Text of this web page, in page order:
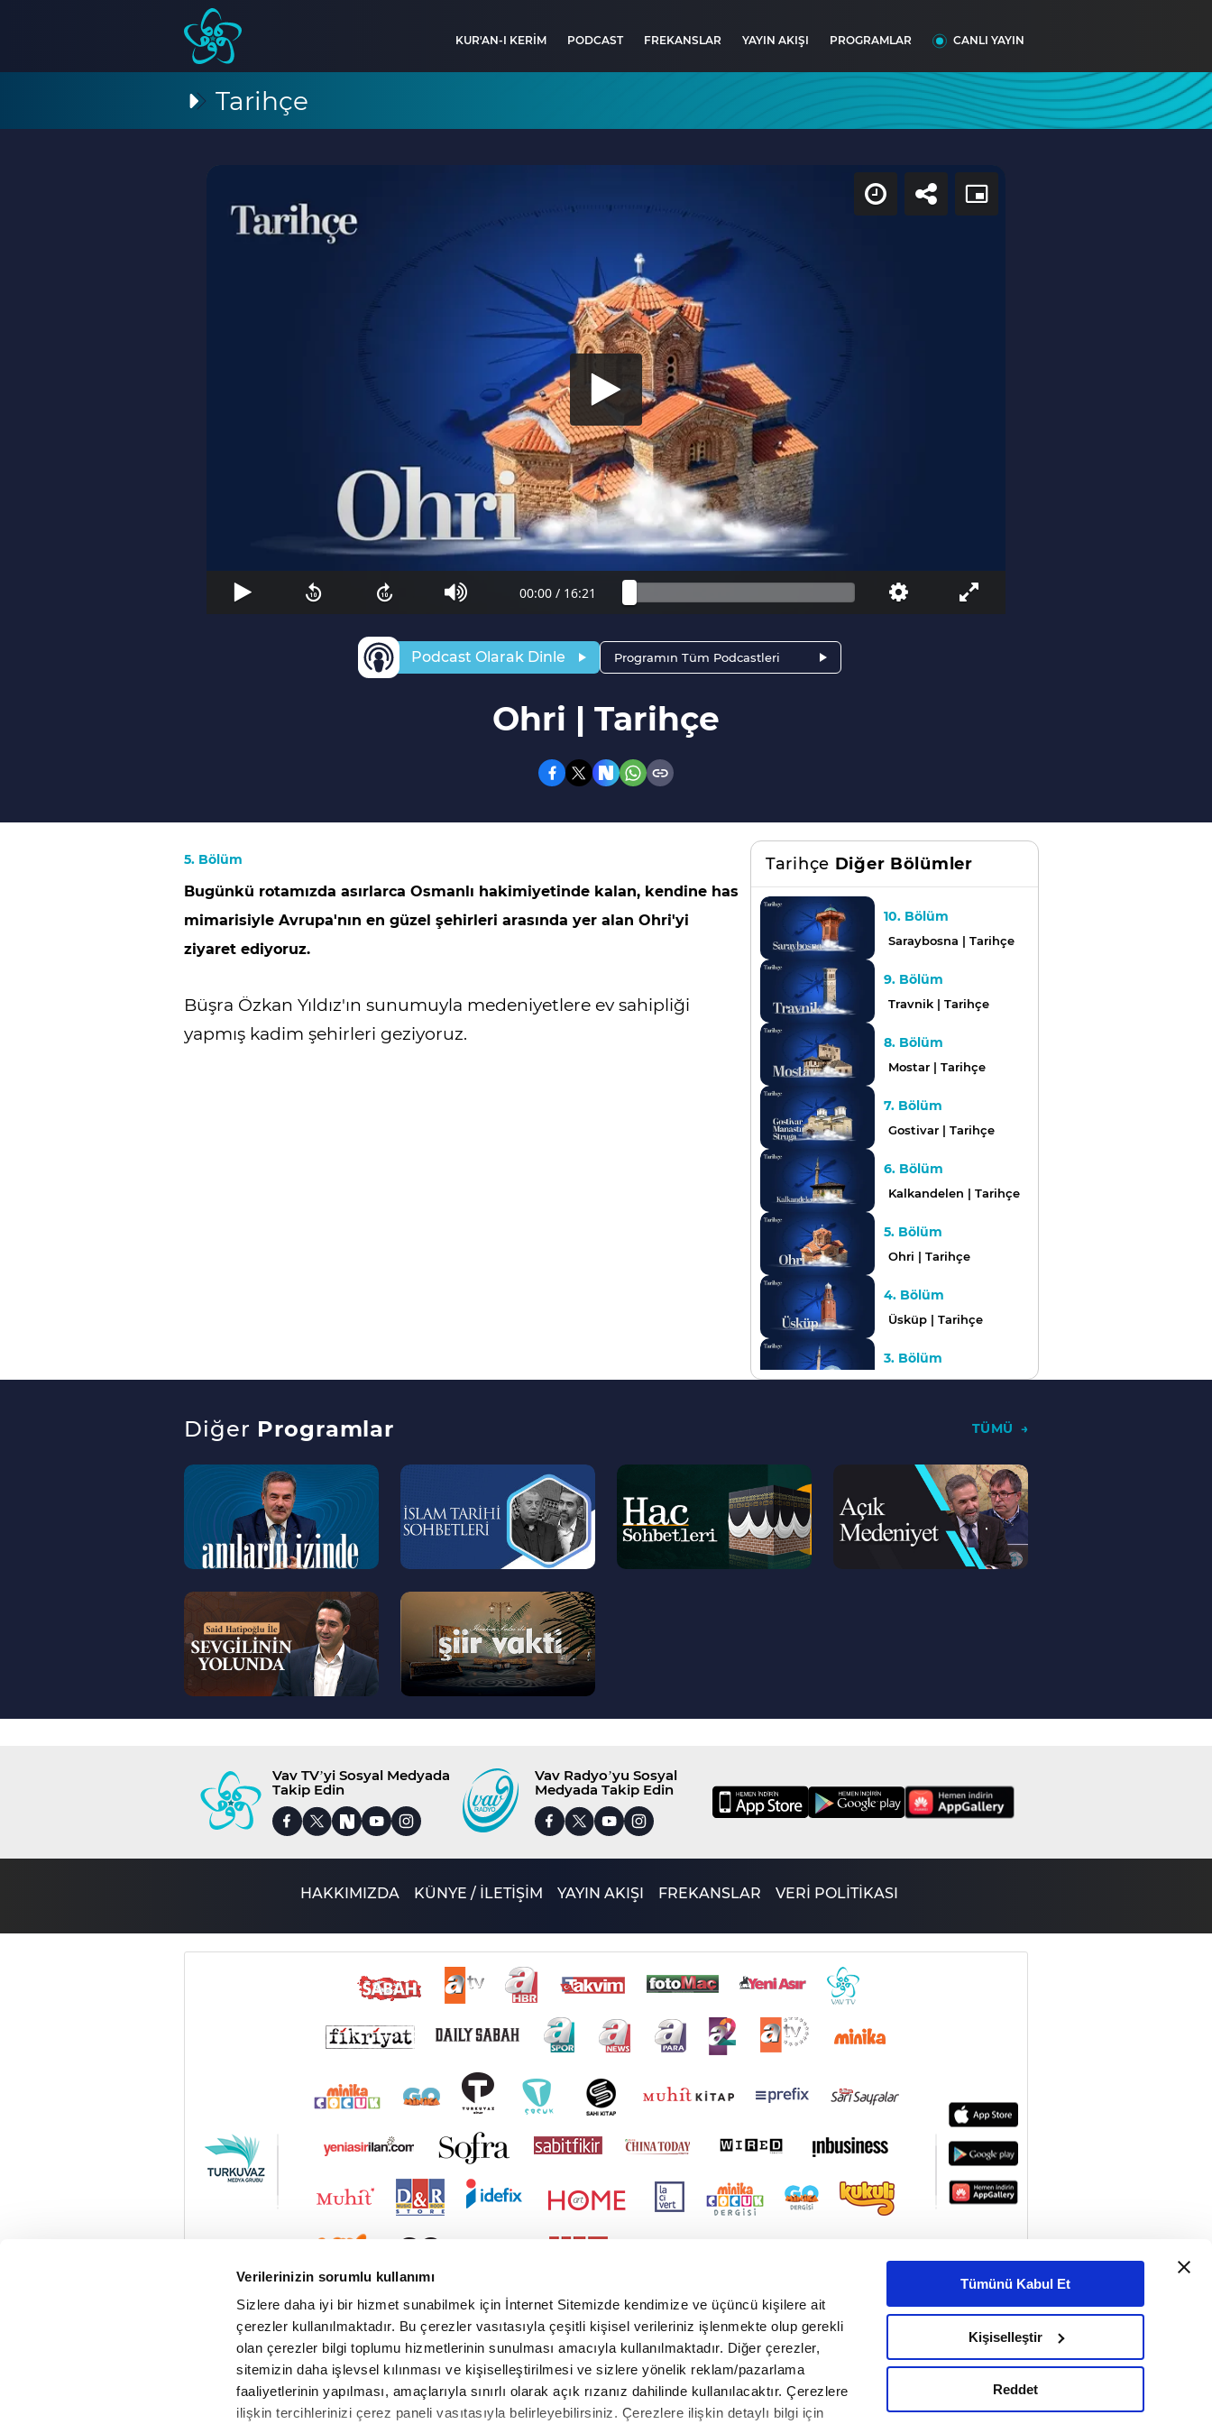
Verilerinizin sorumlu kullanımı
Sizlere daha iyi bir hizmet sunabilmek için İnternet Sitemizde kendimize ve üçüncü kişilere ait
çerezler kullanılmaktadır. Bu çerezler vasıtasıyla çeşitli kişisel verileriniz işlenmekte olup gerekli
olan çerezler bilgi toplumu hizmetlerinin sunulması amacıyla kullanılmaktadır. Diğer çerezler,
sitemizin daha işlevsel kılınması ve kişiselleştirilmesi ve sizlere yönelik reklam/pazarlama
faaliyetlerinin yapılması, amaçlarıyla sınırlı olarak açık rızanız dahilinde kullanılacaktır. Çerezlere
ilişkin tercihlerinizi çerez paneli vasıtasıyla belirleyebilirsiniz. Çerezlere ilişkin detaylı bilgi için
Tümünü Kabul Et
Kişiselleştir
Reddet
KUR'AN-I KERİM PODCAST FREKANSLAR YAYIN AKIŞI PROGRAMLAR CANLI YAYIN
Tarihçe
00:00 / 16:21
Podcast Olarak Dinle Programın Tüm Podcastleri
Ohri | Tarihçe
5. Bölüm
Bugünkü rotamızda asırlarca Osmanlı hakimiyetinde kalan, kendine has
mimarisiyle Avrupa'nın en güzel şehirleri arasında yer alan Ohri'yi
ziyaret ediyoruz.
Büşra Özkan Yıldız'ın sunumuyla medeniyetlere ev sahipliği
yapmış kadim şehirleri geziyoruz.
Tarihçe Diğer Bölümler
10. Bölüm
Saraybosna | Tarihçe
9. Bölüm
Travnik | Tarihçe
8. Bölüm
Mostar | Tarihçe
7. Bölüm
Gostivar | Tarihçe
6. Bölüm
Kalkandelen | Tarihçe
5. Bölüm
Ohri | Tarihçe
4. Bölüm
Üsküp | Tarihçe
3. Bölüm
Prizren | Tarihçe
1. Bölüm
Priştine | Tarihçe
Diğer Programlar TÜMÜ
>
>
--
>
--
--
>
Vav TV’yi Sosyal Medyada
Takip Edin
Vav Radyo’yu Sosyal
Medyada Takip Edin
HAKKIMIZDA KÜNYE / İLETİŞİM YAYIN AKIŞI FREKANSLAR VERİ POLİTİKASI